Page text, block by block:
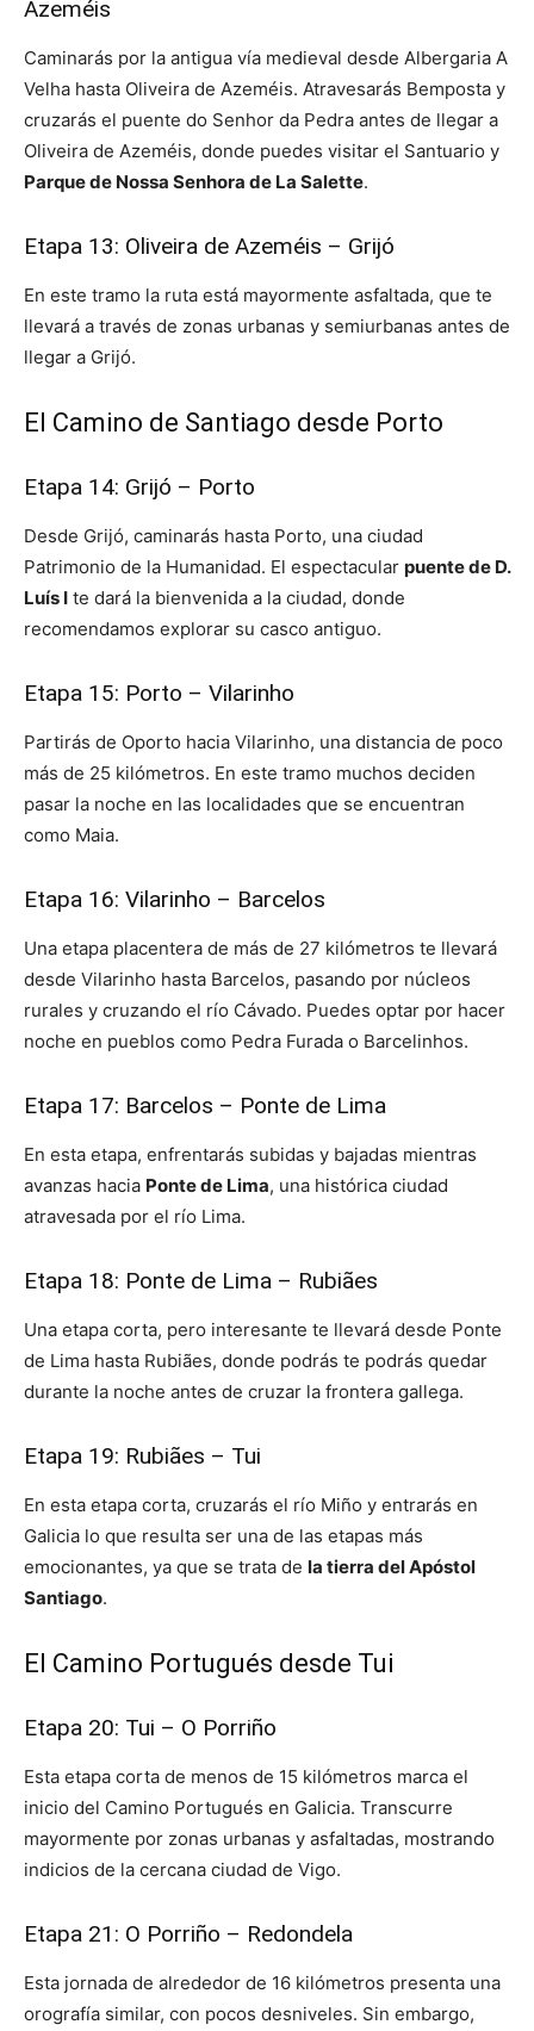
Azeméis
Caminarás por la antigua vía medieval desde Albergaria A
Velha hasta Oliveira de Azeméis. Atravesarás Bemposta y
cruzarás el puente do Senhor da Pedra antes de llegar a
Oliveira de Azeméis, donde puedes visitar el Santuario y
Parque de Nossa Senhora de La Salette.
Etapa 13: Oliveira de Azeméis – Grijó
En este tramo la ruta está mayormente asfaltada, que te
llevará a través de zonas urbanas y semiurbanas antes de
llegar a Grijó.
El Camino de Santiago desde Porto
Etapa 14: Grijó – Porto
Desde Grijó, caminarás hasta Porto, una ciudad
Patrimonio de la Humanidad. El espectacular puente de D.
Luís I te dará la bienvenida a la ciudad, donde
recomendamos explorar su casco antiguo.
Etapa 15: Porto – Vilarinho
Partirás de Oporto hacia Vilarinho, una distancia de poco
más de 25 kilómetros. En este tramo muchos deciden
pasar la noche en las localidades que se encuentran
como Maia.
Etapa 16: Vilarinho – Barcelos
Una etapa placentera de más de 27 kilómetros te llevará
desde Vilarinho hasta Barcelos, pasando por núcleos
rurales y cruzando el río Cávado. Puedes optar por hacer
noche en pueblos como Pedra Furada o Barcelinhos.
Etapa 17: Barcelos – Ponte de Lima
En esta etapa, enfrentarás subidas y bajadas mientras
avanzas hacia Ponte de Lima, una histórica ciudad
atravesada por el río Lima.
Etapa 18: Ponte de Lima – Rubiães
Una etapa corta, pero interesante te llevará desde Ponte
de Lima hasta Rubiães, donde podrás te podrás quedar
durante la noche antes de cruzar la frontera gallega.
Etapa 19: Rubiães – Tui
En esta etapa corta, cruzarás el río Miño y entrarás en
Galicia lo que resulta ser una de las etapas más
emocionantes, ya que se trata de la tierra del Apóstol
Santiago.
El Camino Portugués desde Tui
Etapa 20: Tui – O Porriño
Esta etapa corta de menos de 15 kilómetros marca el
inicio del Camino Portugués en Galicia. Transcurre
mayormente por zonas urbanas y asfaltadas, mostrando
indicios de la cercana ciudad de Vigo.
Etapa 21: O Porriño – Redondela
Esta jornada de alrededor de 16 kilómetros presenta una
orografía similar, con pocos desniveles. Sin embargo,